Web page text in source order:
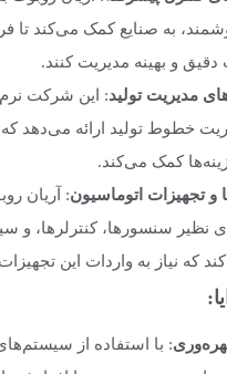
به صنایع کمک می‌کند تا
و بهینه مدیریت کنند.
مدیریت تولید: این شرکت
خطوط تولید ارائه می‌دهد که
کمک می‌کند.
و تجهیزات اتوماسیون: آریان
نظیر سنسورها، کنترلرها، و
که نیاز به واردات این
: با استفاده از